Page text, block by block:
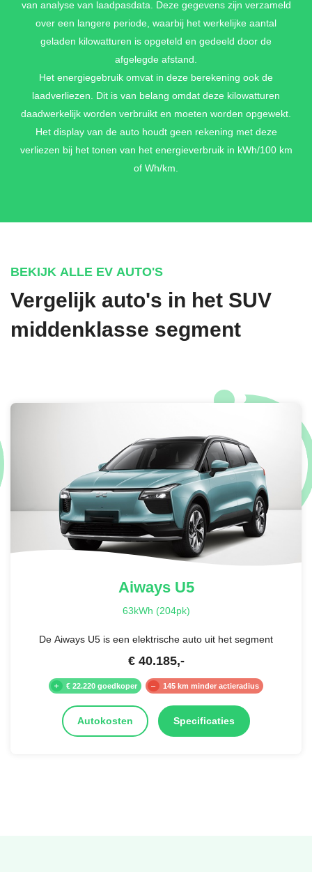
van analyse van laadpasdata. Deze gegevens zijn verzameld
over een langere periode, waarbij het werkelijke aantal
geladen kilowatturen is opgeteld en gedeeld door de
afgelegde afstand.
Het energiegebruik omvat in deze berekening ook de
laadverliezen. Dit is van belang omdat deze kilowatturen
daadwerkelijk worden verbruikt en moeten worden opgewekt.
Het display van de auto houdt geen rekening met deze
verliezen bij het tonen van het energieverbruik in kWh/100 km
of Wh/km.
BEKIJK ALLE EV AUTO'S
Vergelijk auto's in het SUV
middenklasse segment
AiwaysU5
63kWh (204pk)
De Aiways U5 is een elektrische auto uit het segment
€ 40.185,-
€ 22.220 goedkoper 145 km minder actieradius
Autokosten Specificaties